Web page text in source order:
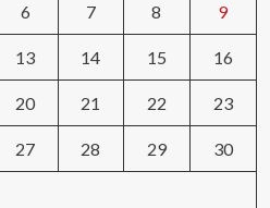
6 7 8 9
13 14 15 16
20 21 22 23
27 28 29 30